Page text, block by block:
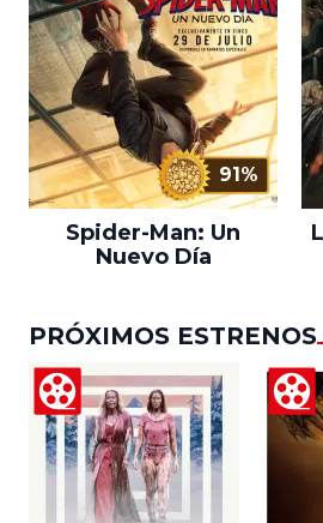
91%
Spider-Man: Un
Nuevo Día
PRÓXIMOS ESTRENOS